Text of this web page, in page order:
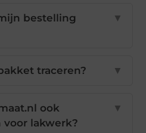
bestelling
▼
traceren? ▼
ook
voor lakwerk?
▼